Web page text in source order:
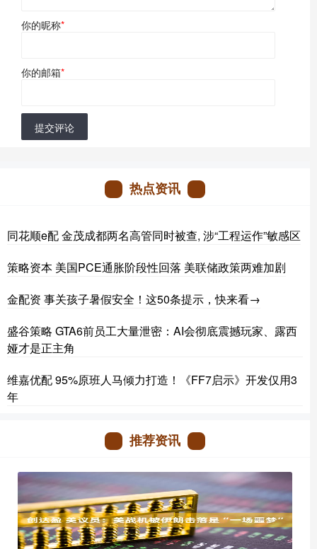
你的昵称*
你的邮箱*
提交评论
热点资讯
同花顺e配 金茂成都两名高管同时被查, 涉“工程运作”敏感区
策略资本 美国PCE通胀阶段性回落 美联储政策两难加剧
金配资 事关孩子暑假安全！这50条提示，快来看→
盛谷策略 GTA6前员工大量泄密：AI会彻底震撼玩家、露西
娅才是正主角
维嘉优配 95%原班人马倾力打造！《FF7启示》开发仅用3
年
推荐资讯